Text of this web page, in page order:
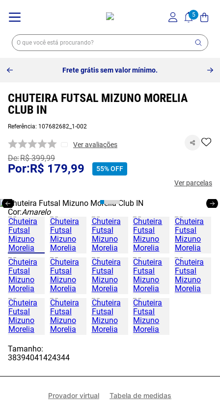
Frete grátis sem valor mínimo.
CHUTEIRA FUTSAL MIZUNO MORELIA
CLUB IN
Referência: 107682682_1-002
Ver avaliações
R$ 399,99
R$ 179,99 55%OFF
Ver parcelas
Cor:Amarelo
Tamanho:
38394041424344
Provador virtual Tabela de medidas